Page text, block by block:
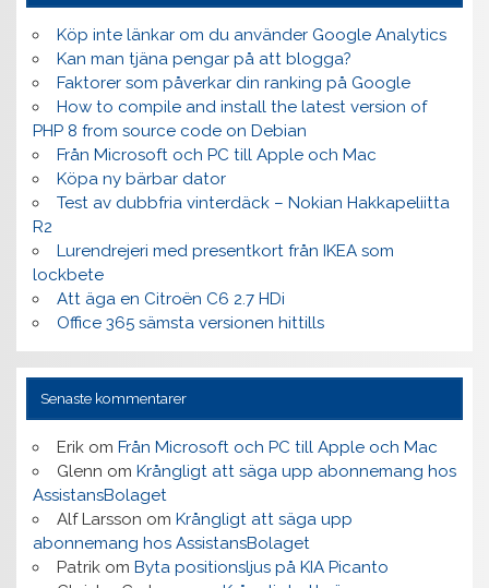
Köp inte länkar om du använder Google Analytics
Kan man tjäna pengar på att blogga?
Faktorer som påverkar din ranking på Google
How to compile and install the latest version of
PHP 8 from source code on Debian
Från Microsoft och PC till Apple och Mac
Köpa ny bärbar dator
Test av dubbfria vinterdäck – Nokian Hakkapeliitta
R2
Lurendrejeri med presentkort från IKEA som
lockbete
Att äga en Citroën C6 2.7 HDi
Office 365 sämsta versionen hittills
Senaste kommentarer
Erikom Från Microsoft och PC till Apple och Mac
Glenn om Krångligt att säga upp abonnemang hos
AssistansBolaget
Alf Larsson om Krångligt att säga upp
abonnemang hos AssistansBolaget
Patrikom Byta positionsljus på KIA Picanto